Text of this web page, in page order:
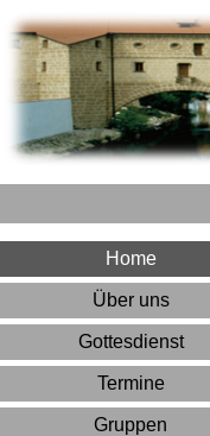
Home
Über uns
Gottesdienst
Termine
Gruppen